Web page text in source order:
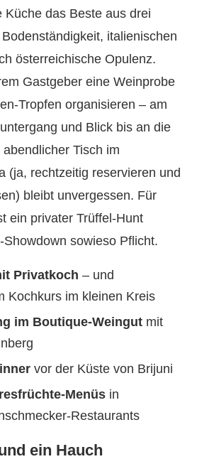
Küche das Beste aus drei
italienischen
österreichische Opulenz.
Gastgeber eine Weinprobe
Tropfen organisieren – am
und Blick bis an die
Tisch im
(ja, rechtzeitig reservieren und
bleibt unvergessen. Für
ein privater Trüffel-Hunt
sowieso Pflicht.
Privatkoch – und
Kochkurs im kleinen Kreis
im Boutique-Weingut mit
vor der Küste von Brijuni
Menüs in
Restaurants
ein Hauch